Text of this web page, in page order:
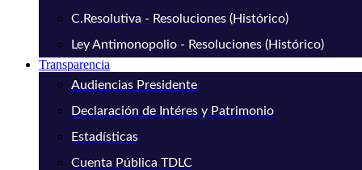
C.Resolutiva - Resoluciones (Histórico)
Ley Antimonopolio - Resoluciones (Histórico)
Transparencia
Audiencias Presidente
Declaración de Intéres y Patrimonio
Estadísticas
Cuenta Pública TDLC